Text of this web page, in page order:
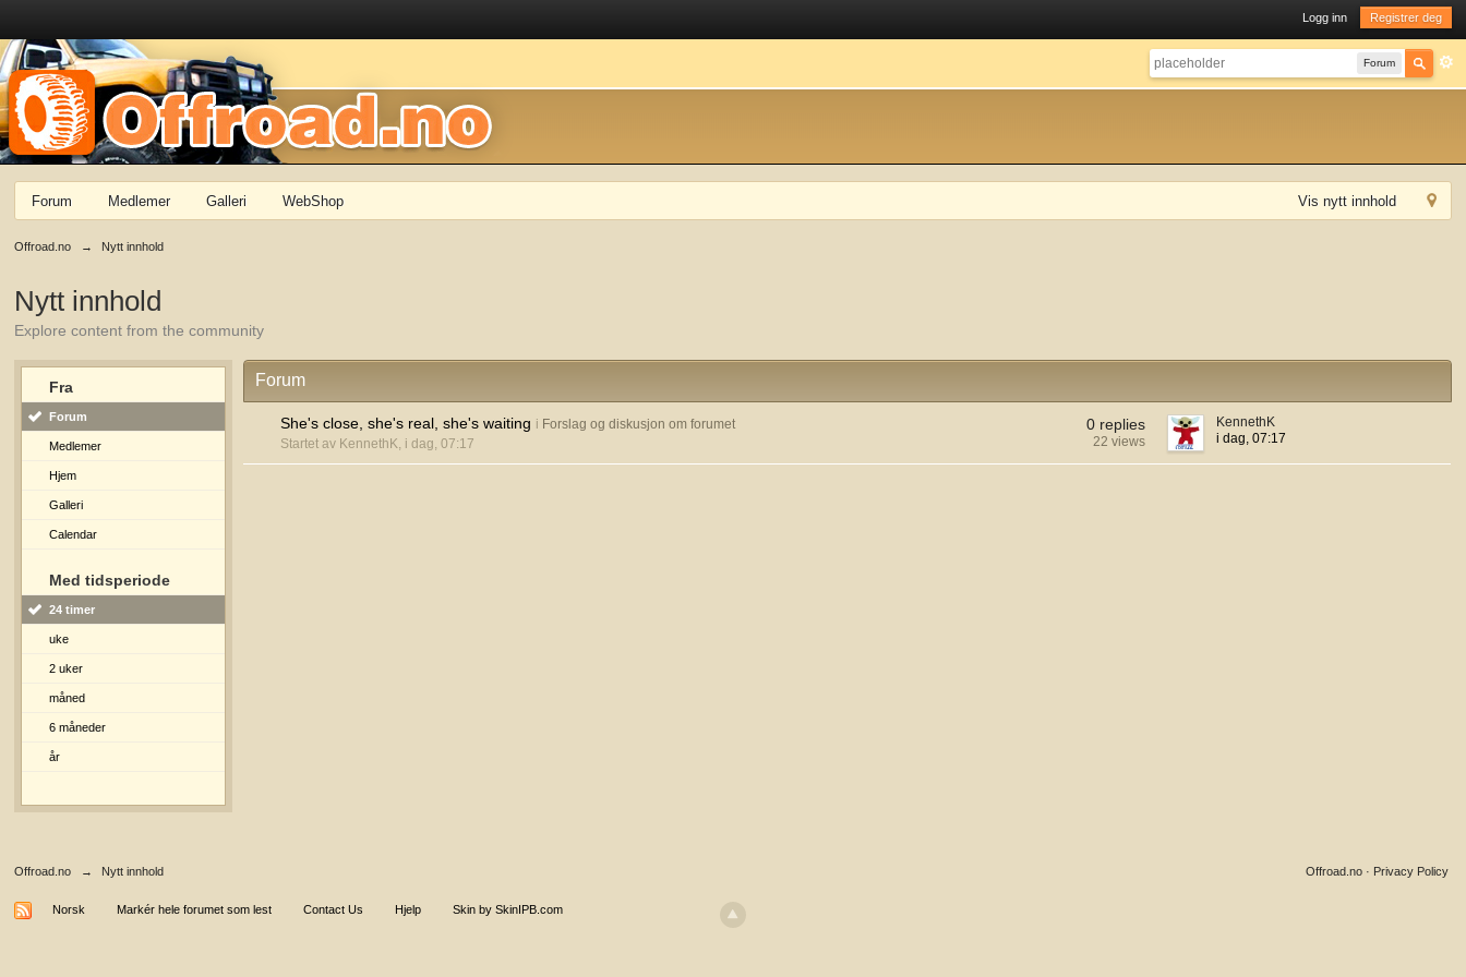
Logg inn Registrer deg
Forum
Vis nytt innhold
Forum Medlemer Galleri WebShop
Offroad.no → Nytt innhold
Nytt innhold
Explore content from the community
Fra
Forum
Medlemer
Hjem
Galleri
Calendar
Med tidsperiode
24 timer
uke
2 uker
måned
6 måneder
år
Forum
She's close, she's real, she's waiting i Forslag og diskusjon om forumet
Startet av KennethK, i dag, 07:17
0 replies
22 views
KennethK
i dag, 07:17
Offroad.no → Nytt innhold Privacy Policy
Offroad.no ·
Norsk Markér hele forumet som lest Contact Us Hjelp Skin by SkinIPB.com